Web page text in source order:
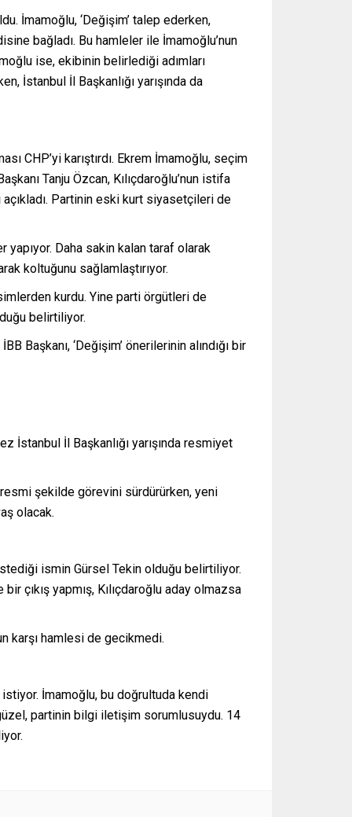
İmamoğlu, ‘Değişim’ talep ederken,
bağladı. Bu hamleler ile İmamoğlu’nun
ise, ekibinin belirlediği adımları
İstanbul İl Başkanlığı yarışında da
CHP’yi karıştırdı. Ekrem İmamoğlu, seçim
Tanju Özcan, Kılıçdaroğlu’nun istifa
açıkladı. Partinin eski kurt siyasetçileri de
Daha sakin kalan taraf olarak
koltuğunu sağlamlaştırıyor.
kurdu. Yine parti örgütleri de
belirtiliyor.
Başkanı, ‘Değişim’ önerilerinin alındığı bir
İstanbul İl Başkanlığı yarışında resmiyet
resmi şekilde görevini sürdürürken, yeni
olacak.
istediği ismin Gürsel Tekin olduğu belirtiliyor.
çıkış yapmış, Kılıçdaroğlu aday olmazsa
karşı hamlesi de gecikmedi.
istiyor. İmamoğlu, bu doğrultuda kendi
partinin bilgi iletişim sorumlusuydu. 14